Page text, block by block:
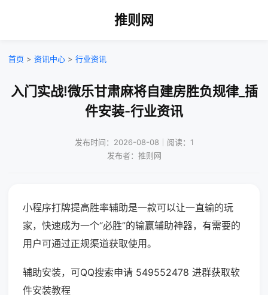
推则网
首页 > 资讯中心 > 行业资讯
入门实战!微乐甘肃麻将自建房胜负规律_插
件安装-行业资讯
发布时间：2026-08-08｜阅读：1
发布者：推则网
小程序打牌提高胜率辅助是一款可以让一直输的玩
家，快速成为一个“必胜”的输赢辅助神器，有需要的
用户可通过正规渠道获取使用。
辅助安装，可QQ搜索申请 549552478 进群获取软
件安装教程